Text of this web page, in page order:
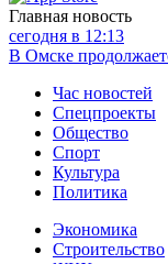
Главная новость
сегодня в 12:13
В Омске
Час новостей
Спецпроекты
Общество
Спорт
Культура
Политика
Экономика
Строительство